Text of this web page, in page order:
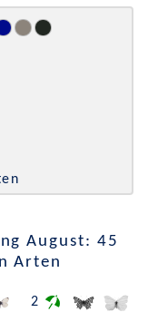
August: 45
Arten
2